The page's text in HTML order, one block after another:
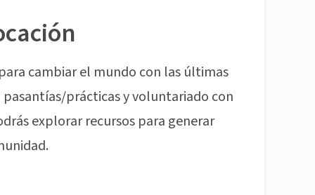
cambiar el mundo con las últimas
prácticas y voluntariado con
explorar recursos para generar